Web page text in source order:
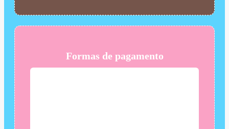
Formas de pagamento